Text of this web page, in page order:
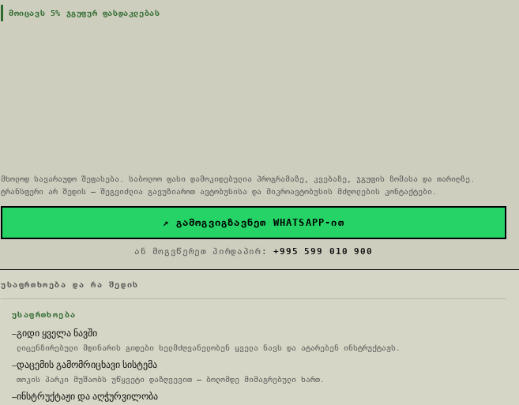
ᲛᲝᲘᲪᲐᲕᲡ 5% ᲯᲒᲣᲤᲣᲠ ᲤᲐᲡᲓᲐᲙᲚᲔᲑᲐᲡ
მხოლოდ სავარაუდო შეფასება. საბოლოო ფასი დამოკიდებულია პროგრამაზე, კვებაზე, ჯგუფის ზომასა და თარიღზე.
ტრანსფერი არ შედის — შეგვიძლია გავუზიაროთ ავტობუსისა და მიკროავტობუსის მძღოლების კონტაქტები.
↗ ᲒᲐᲛᲝᲒᲕᲘᲒᲖᲐᲕᲜᲔᲗ WHATSAPP-ᲘᲗ
ან მოგვწერეთ პირდაპირ: +995 599 010 900
ᲣᲡᲐᲤᲠᲗᲮᲝᲔᲑᲐ ᲓᲐ ᲠᲐ ᲨᲔᲓᲘᲡ
ᲣᲡᲐᲤᲠᲗᲮᲝᲔᲑᲐ
—გიდი ყველა ნავში
ლიცენზირებული მდინარის გიდები ხელმძღვანელობენ ყველა ნავს და ატარებენ ინსტრუქტაჟს.
—დაცემის გამომრიცხავი სისტემა
თოკის პარკი მუშაობს უწყვეტი დაზღვევით — ბოლომდე მიმაგრებული ხართ.
—ინსტრუქტაჟი და აღჭურვილობა